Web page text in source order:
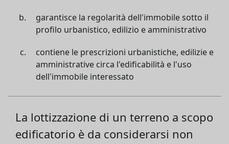
garantisce la regolarità dell'immobile sotto il
profilo urbanistico, edilizio e amministrativo
contiene le prescrizioni urbanistiche, edilizie e
amministrative circa l'edificabilità e l'uso
dell'immobile interessato
La lottizzazione di un terreno a scopo
edificatorio è da considerarsi non